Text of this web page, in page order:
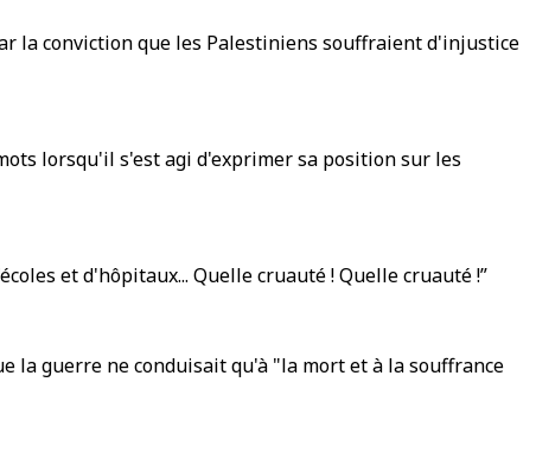
la conviction que les Palestiniens souffraient d'injustice
lorsqu'il s'est agi d'exprimer sa position sur les
et d'hôpitaux... Quelle cruauté ! Quelle cruauté !”
la guerre ne conduisait qu'à "la mort et à la souffrance